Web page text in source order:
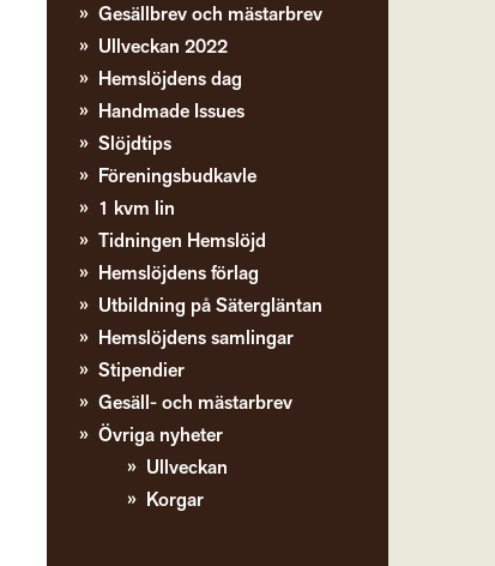
Gesällbrev och mästarbrev
Ullveckan 2022
Hemslöjdens dag
Handmade Issues
Slöjdtips
Föreningsbudkavle
1 kvm lin
Tidningen Hemslöjd
Hemslöjdens förlag
Utbildning på Sätergläntan
Hemslöjdens samlingar
Stipendier
Gesäll- och mästarbrev
Övriga nyheter
Ullveckan
Korgar